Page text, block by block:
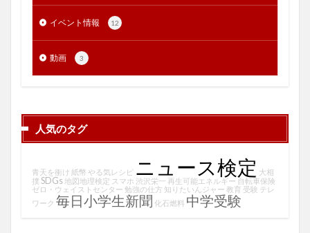
イベント情報 12
動画 3
人気のタグ
青天を衝け 紙幣 やる気レシピ ニュース検定 大相
撲 SDGs 地図地理検定 スマホ 渋沢栄一 再生可能エネルギー 自転車保険
ゼロ・ウェイストセンター 勉強の仕方 知りたいんジャー 教育 受験 テレ
ワーク 毎日小学生新聞 化石燃料 中学受験